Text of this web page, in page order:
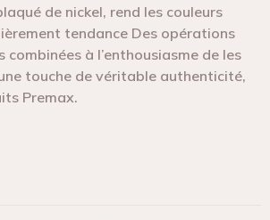
de nickel, rend les couleurs
tendance Des opérations
combinées à l’enthousiasme de les
touche de véritable authenticité,
Premax.